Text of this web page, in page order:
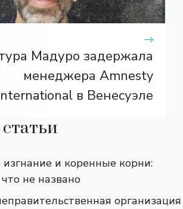
Мадуро задержала
менеджера Amnesty
в Венесуэле
изгнание и коренные корни:
не названо
организация